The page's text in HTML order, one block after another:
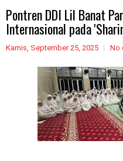
Pontren DDI Lil Banat
Internasional pada
Kamis, September 25, 2025 No